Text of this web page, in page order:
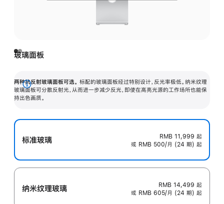
玻璃面板
两种抗反射玻璃面板可选。 标配的玻璃面板经过特别设计，反光率极低。纳米纹理
玻璃面板可分散反射光，从而进一步减少反光，即使在高亮光源的工作场所也能保
持出色画质。
展
开
标准玻璃 RMB 11,999 起
或 RMB 500/月 (24 期) 起
纳米纹理玻璃 RMB 14,499 起
或 RMB 605/月 (24 期) 起